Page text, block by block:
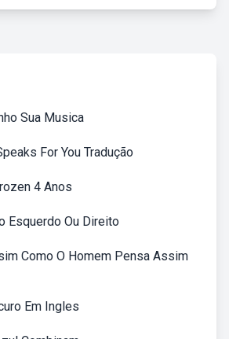
Sua Musica
For You Tradução
4 Anos
Esquerdo Ou Direito
Como O Homem Pensa Assim
Em Ingles